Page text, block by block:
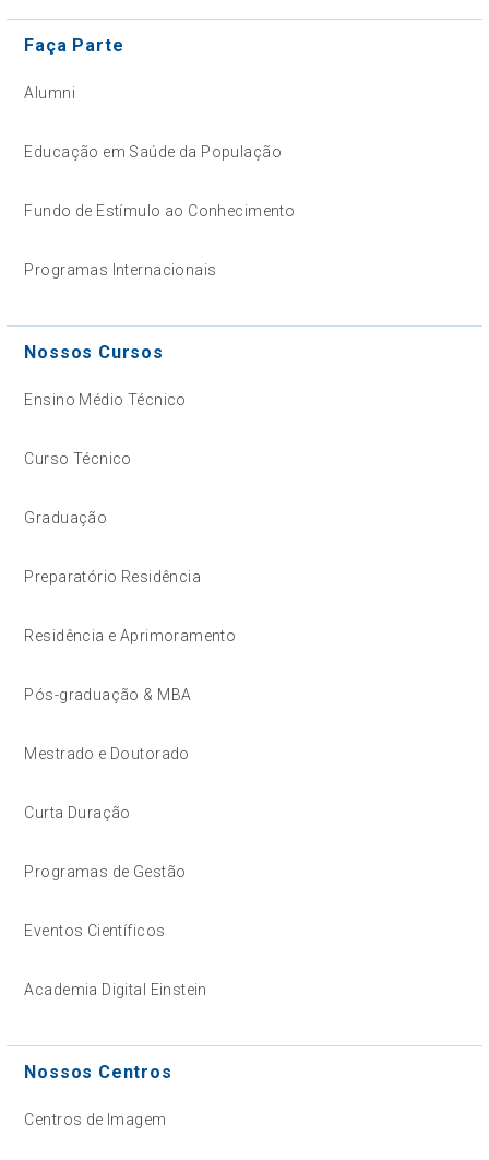
Faça Parte
Alumni
Educação em Saúde da População
Fundo de Estímulo ao Conhecimento
Programas Internacionais
Nossos Cursos
Ensino Médio Técnico
Curso Técnico
Graduação
Preparatório Residência
Residência e Aprimoramento
Pós-graduação & MBA
Mestrado e Doutorado
Curta Duração
Programas de Gestão
Eventos Científicos
Academia Digital Einstein
Nossos Centros
Centros de Imagem